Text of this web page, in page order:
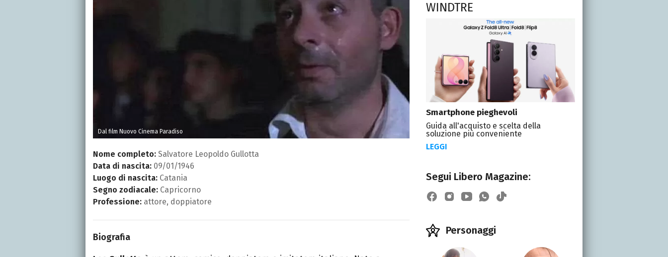
Dal film Nuovo Cinema Paradiso
Nome completo: Salvatore Leopoldo Gullotta
Data di nascita: 09/01/1946
Luogo di nascita: Catania
Segno zodiacale: Capricorno
Professione: attore, doppiatore
Biografia
WINDTRE
Smartphone pieghevoli
Guida all'acquisto e scelta della
soluzione più conveniente
LEGGI
Segui Libero Magazine:
Personaggi